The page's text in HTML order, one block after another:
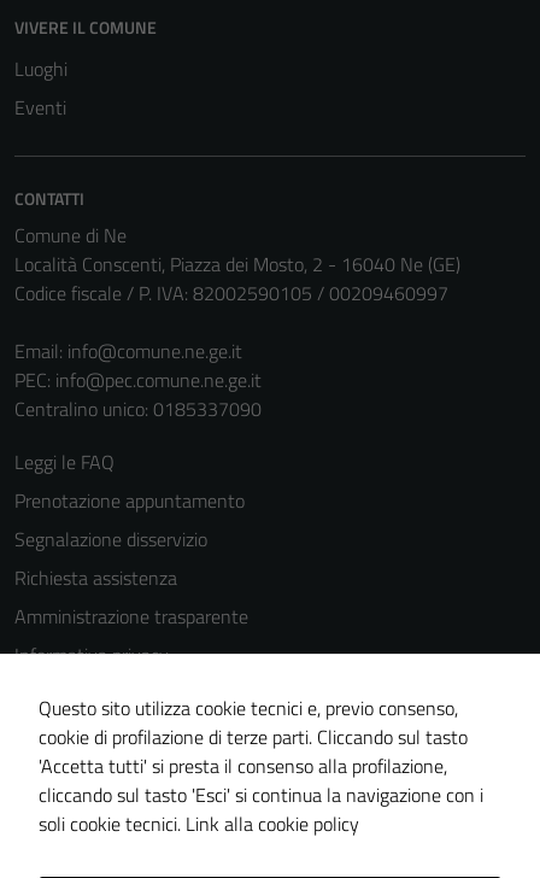
VIVERE IL COMUNE
Luoghi
Eventi
CONTATTI
Comune di Ne
Località Conscenti, Piazza dei Mosto, 2 - 16040 Ne (GE)
Codice fiscale / P. IVA: 82002590105 / 00209460997
Email: info@comune.ne.ge.it
PEC: info@pec.comune.ne.ge.it
Centralino unico: 0185337090
Leggi le FAQ
Prenotazione appuntamento
Segnalazione disservizio
Richiesta assistenza
Amministrazione trasparente
Informativa privacy
Cookie Policy
Note legali
Dichiarazione di accessibilità
Piano di miglioramento del sito
Questo sito utilizza cookie tecnici e, previo consenso,
cookie di profilazione di terze parti. Cliccando sul tasto
'Accetta tutti' si presta il consenso alla profilazione,
cliccando sul tasto 'Esci' si continua la navigazione con i
soli cookie tecnici. Link alla cookie policy
sono necessari
per il